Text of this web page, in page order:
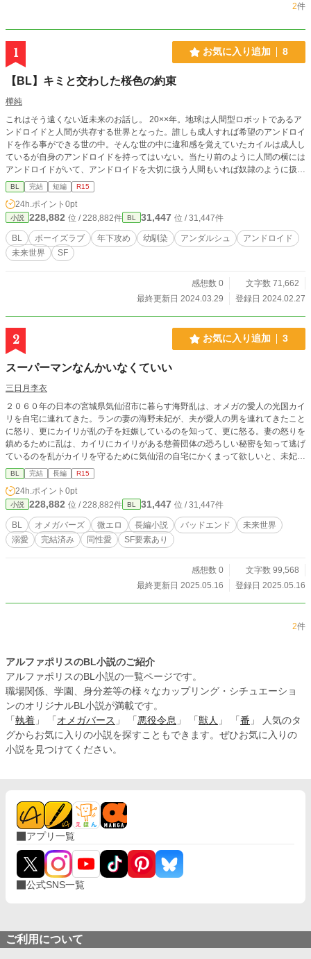
2件
1 お気に入り追加 8
【BL】キミと交わした桜色の約束
樺純
これはそう遠くない近未来のお話し。 20××年。地球は人間型ロボットであるア
ンドロイドと人間が共存する世界となった。誰しも成人すれば希望のアンドロイ
ドを作る事ができる世の中。そんな世の中に違和感を覚えていたカイルは成人し
ているが自身のアンドロイドを持ってはいない。当たり前のように人間の横には
アンドロイドがいて、アンドロイドを大切に扱う人間もいれば奴隷のように扱う
人間もいる。そんな世の中が嫌になるとカイルは大好きな桜の木を眺める。そう
すれば騒つく胸がすぅっとおさまり、まるで初恋をしたような気持ちになるか
ら。そんなある日、カイルの知人であるジノがカイルに自身のアンドロイドを紹
介する。ジノも反アンドロイド派だったが、ついにアンドロイドを購入してしま
いアンドロイドの魅力にハマってしまっていた。そんなジノを見てカイルは呆れ
るがジノから大企業purple社のアンドロイド紹介割引券をもらい、アンドロイド
と向き合ったこともないのに反対派でいるのもと考えたカイルはアンドロイド購
さを感じたカイル。一瞬にしてカイルの心を虜にし、夢中にさせるほど魅力的な
アンドロイド。カイルはそのアンドロイドの名前をオンと名づける。アンドロイ
のアンドロイド・オンにそっくりなテオンと出会ってしまう。自分のアンドロイ
ドにそっくりなテオンと出会い驚くカイルと同時にテオンもこの時驚いていた。
なぜならばカイルがテオンをオンだと見間違えて呼んだはずのオンという名前は
テオンが幼い頃の初恋の相手であるイルから呼ばれていたあだ名だったから。2
人は互いに何かを感じるもののその場を後にしてしまう。そして数日後、突然カ
イルのアンドロイド・オンはpurple社により自主回収され廃棄されてしまう。悲
しみのどん底に落ちるカイル。なぜ自分のアンドロイドが回収されたのか？そう
思っているとpurple社の社員がカイルを訪れ回収された原因を伝えようとすると
purple社によって埋め込まれたチップによりその社員は毒殺されてしまう。社員
の残した言葉が気になるカイル。 日に日にアンドロイド・オンを失ったカイル
の心には闇を落とし、始め極端な選択をしようとするが偶然…アンドロイド・オ
ンと同じ顔を持つテオンと再会してしまい、カイルはテオンに惹かれていく。し
かし、過去に沢山の心の傷を負ったテオンはカイルにキツく当たり、全く心を開
こうとしないものの、カイルは諦めることなくテオンにアプローチし続ける
が……？なぜカイルのアンドロイド・オンは回収され廃棄されたのか？テオンの
心の傷とは？purple社とは……一体？すれ違いながらも心惹かれていく2人の結
末はどうなるのか？
BL 完結 短編 R15
24h.ポイント 0pt
小説 228,882 位 / 228,882件 BL 31,447 位 / 31,447件
BL ボーイズラブ 年下攻め 幼馴染 アンダルシュ
アンドロイド
未来世界
SF
感想数 0
文字数 71,662
最終更新日 2024.03.29
登録日 2024.02.27
2 お気に入り追加 3
スーパーマンなんかいなくていい
三日月李衣
２０６０年の日本の宮城県気仙沼市に暮らす海野乱は、オメガの愛人の光国カイ
リを自宅に連れてきた。ランの妻の海野未妃が、夫が愛人の男を連れてきたこと
に怒り、更にカイリが乱の子を妊娠しているのを知って、更に怒る。妻の怒りを
鎮めるために乱は、カイリにカイリがある慈善団体の恐ろしい秘密を知って逃げ
ているのを乱がカイリを守るために気仙沼の自宅にかくまって欲しいと、未妃に
頭を下げる。未妃が腹正しく思いながらも、カイリが困っているを見捨てられず
にカイリを家に置いとくことにした。 その間に特権階級のアルファの清瀬祟継
が会長を務める慈善団体青の友愛基金の陰謀をオメガの愛人の加賀美紫信がオメ
ガの元従業員を探していた。 ごく平凡なベータの海野乱と特権階級のアルファ
清瀬祟継の邂逅が世界を揺るがす戦いが始まる。
BL 完結 長編 R15
24h.ポイント 0pt
小説 228,882 位 / 228,882件 BL 31,447 位 / 31,447件
BL オメガバーズ 微エロ 長編小説 バッドエンド
未来世界
溺愛
完結済み 同性愛 SF要素あり
感想数 0
文字数 99,568
最終更新日 2025.05.16
登録日 2025.05.16
2件
アルファポリスのBL小説のご紹介
アルファポリスのBL小説の一覧ページです。
職場関係、学園、身分差等の様々なカップリング・シチュエーショ
ンのオリジナルBL小説が満載です。
「 執着 」 「 オメガバース 」 「 悪役令息 」 「 獣人 」 「 番 」 人気のタ
グからお気に入りの小説を探すこともできます。ぜひお気に入りの
小説を見つけてください。
アプリ一覧
公式SNS一覧
ご利用について